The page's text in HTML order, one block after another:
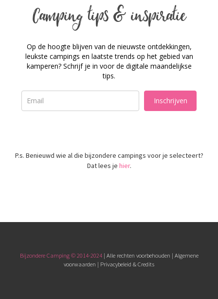
Camping tips & inspiratie
Op de hoogte blijven van de nieuwste ontdekkingen,
leukste campings en laatste trends op het gebied van
kamperen? Schrijf je in voor de digitale maandelijkse
tips.
Inschrijven
P.s. Benieuwd wie al die bijzondere campings voor je selecteert?
Dat lees je hier.
Bijzondere Camping © 2014-2024| Alle rechten voorbehouden | Algemene
voorwaarden | Privacybeleid & Credits